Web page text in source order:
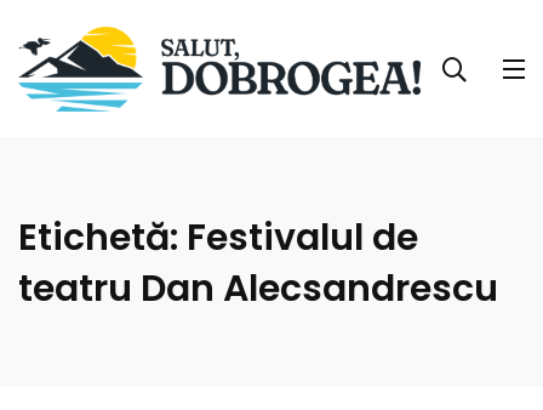
Etichetă: Festivalul de
teatru Dan Alecsandrescu